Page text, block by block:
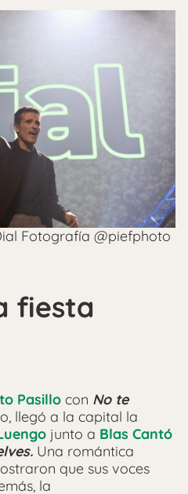
Fotografía @piefphoto
fiesta
Pasillo con No te
llegó a la capital la
junto a Blas Cantó
Una romántica
que sus voces
la